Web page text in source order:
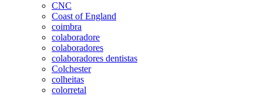
CNC
Coast of England
coimbra
colaboradore
colaboradores
colaboradores dentistas
Colchester
colheitas
colorretal